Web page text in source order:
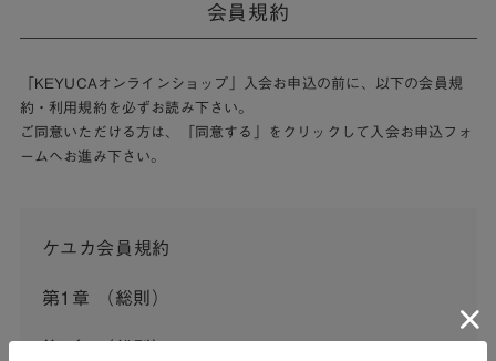
会員規約
「KEYUCAオンラインショップ」入会お申込の前に、以下の会員規
約・利用規約を必ずお読み下さい。
ご同意いただける方は、「同意する」をクリックして入会お申込フォ
ームへお進み下さい。
ケユカ会員規約
第1章 （総則）